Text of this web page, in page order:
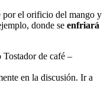
por el orificio del mango y
donde se enfriará
de café –
en la discusión. Ir a